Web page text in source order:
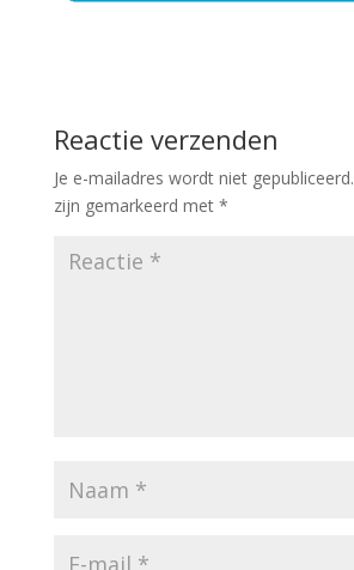
Reactie verzenden
Je e-mailadres wordt niet gepubliceerd.
zijn gemarkeerd met *